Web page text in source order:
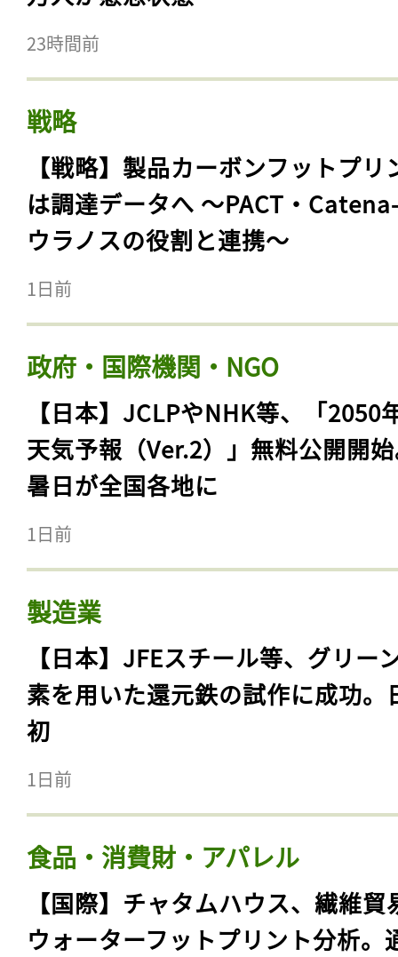
23時間前
戦略
【戦略】製品カーボンフットプリ
は調達データへ 〜PACT・
ウラノスの役割と連携〜
1日前
政府・国際機関・NGO
【日本】JCLPやNHK等、「2050
天気予報（Ver.2）」無料公開開
暑日が全国各地に
1日前
製造業
【日本】JFEスチール等、グリー
素を用いた還元鉄の試作に成功。
初
1日前
食品・消費財・アパレル
【国際】チャタムハウス、繊維貿
ウォーターフットプリント分析。